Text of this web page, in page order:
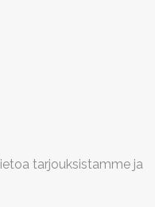
tarjouksistamme ja